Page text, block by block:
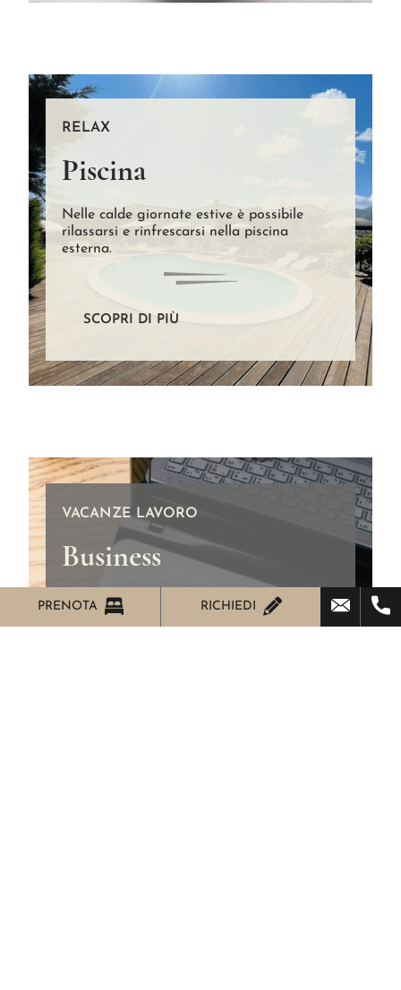
PRENOTA RICHIEDI
RELAX
Piscina
Nelle calde giornate estive è possibile
rilassarsi e rinfrescarsi nella piscina
esterna.
SCOPRI DI PIÙ
VACANZE LAVORO
Business
L’albergo è dotato di un’ampia sala
conferenze
per congressi fino a 120